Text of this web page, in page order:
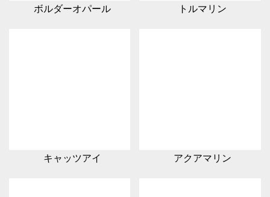
ボルダーオパール トルマリン
キャッツアイ アクアマリン